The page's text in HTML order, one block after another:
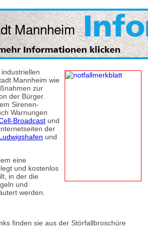
Mannheim wie
zur
der Bürger.
Sirenen-
Warnungen
Broadcast und
Internetseiten der
und
eine
und kostenlos
in der die
und
werden.
finden sie aus der Störfallbroschüre